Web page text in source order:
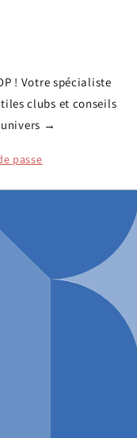
! Votre spécialiste
clubs et conseils
univers →
passe